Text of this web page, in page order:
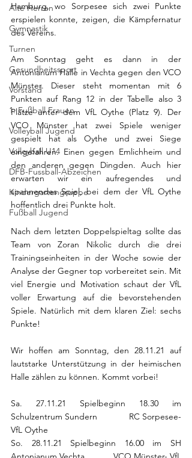
Alte Herren
Gymnastik
Turnen
Gesundheitssport
Vorstand
1. Fußball Frauen
Volleyball Jugend
Volleyball U14
DFB-Fussball-Abzeichen
Kindergartengruppe
Fußball Jugend
Hamburg, wo Sorpesee sich zwei Punkte
erspielen konnte, zeigen, die Kämpfernatur
des Vereins.
Am Sonntag geht es dann in der
Antonianum Halle in Vechta gegen den VCO
Münster. Dieser steht momentan mit 6
Punkten auf Rang 12 in der Tabelle also 3
Plätze unter dem VfL Oythe (Platz 9). Der
VCO Münster hat zwei Spiele weniger
gespielt hat als Oythe und zwei Siege
eingefahren. Einen gegen Emlichheim und
den anderen gegen Dingden. Auch hier
erwarten wir ein aufregendes und
spannendes Spiel, bei dem der VfL Oythe
hoffentlich drei Punkte holt.
Nach dem letzten Doppelspieltag sollte das
Team von Zoran Nikolic durch die drei
Trainingseinheiten in der Woche sowie der
Analyse der Gegner top vorbereitet sein. Mit
viel Energie und Motivation schaut der VfL
voller Erwartung auf die bevorstehenden
Spiele. Natürlich mit dem klaren Ziel: sechs
Punkte!
Wir hoffen am Sonntag, den 28.11.21 auf
lautstarke Unterstützung in der heimischen
Halle zählen zu können. Kommt vorbei!
Sa. 27.11.21 Spielbeginn 18.30 im
Schulzentrum Sundern             RC Sorpesee-
VfL Oythe
So. 28.11.21 Spielbeginn 16.00 im SH